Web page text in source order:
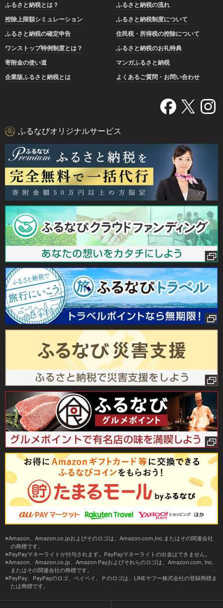
ふるさと納税とは？
ふるさと納税の流れ
控除上限額シミュレーション
ふるさと納税制度について
ふるさと納税の確定申告
住民税・所得税の控除について
ワンストップ特例制度とは？
ふるさと納税のお礼特典
寄附金の使い道
マンガふるさと納税
企業版ふるさと納税とは
よくあるご質問・お問い合わせ
ふるなびオリジナルサービス
Amazon、Amazon.co.jpおよびそのロゴは、Amazon.com,Inc.またはその関連会社
の商標です。
PayPayマネーライトが付与されます。PayPayマネーライトの出金はできません。
Amazon、Amazon.co.jp、Amazon Payおよびそれらのロゴは、Amazon.com, Inc.
またはその関連会社の商標です。
PayPay、PayPayのロゴ、ペイペイ、Ｐのロゴは、LINEヤフー株式会社の登録商標ま
たは商標です。